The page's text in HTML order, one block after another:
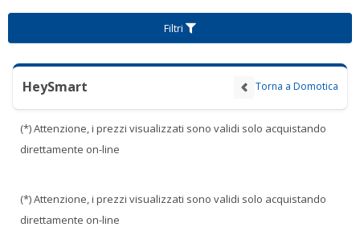
Filtri
HeySmart Torna a Domotica
(*) Attenzione, i prezzi visualizzati sono validi solo acquistando
direttamente on-line
(*) Attenzione, i prezzi visualizzati sono validi solo acquistando
direttamente on-line